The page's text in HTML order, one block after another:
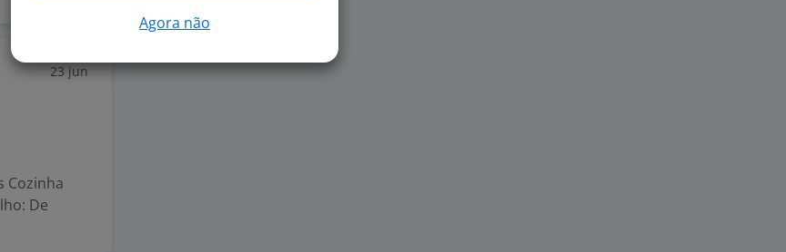
23 jun
Cozinha
De
Agora não